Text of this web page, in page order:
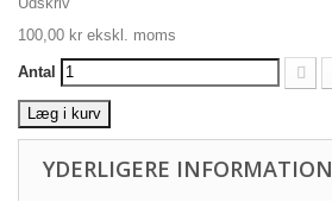
100,00 kr ekskl. moms
Antal
Læg i kurv
YDERLIGERE INFORMATION